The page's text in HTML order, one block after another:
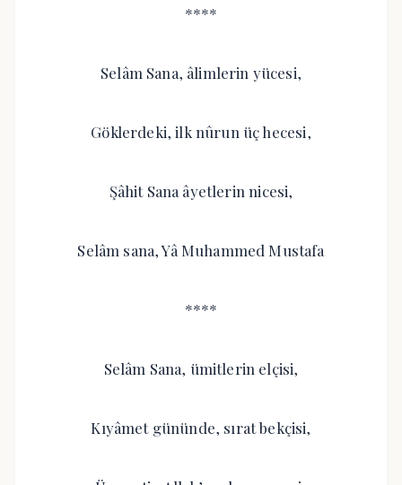
****
Selâm Sana, âlimlerin yücesi,
Göklerdeki, ilk nûrun üç hecesi,
Şâhit Sana âyetlerin nicesi,
Selâm sana, Yâ Muhammed Mustafa
****
Selâm Sana, ümitlerin elçisi,
Kıyâmet gününde, sırat bekçisi,